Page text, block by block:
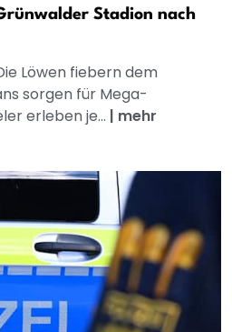
Stadion nach
Löwen fiebern dem
sorgen für Mega-
erleben je... | mehr